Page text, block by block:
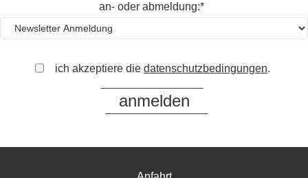
an- oder abmeldung:*
ich akzeptiere die datenschutzbedingungen.